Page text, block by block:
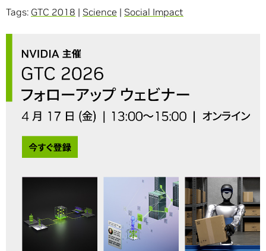
Tags: GTC 2018 | Science | Social Impact